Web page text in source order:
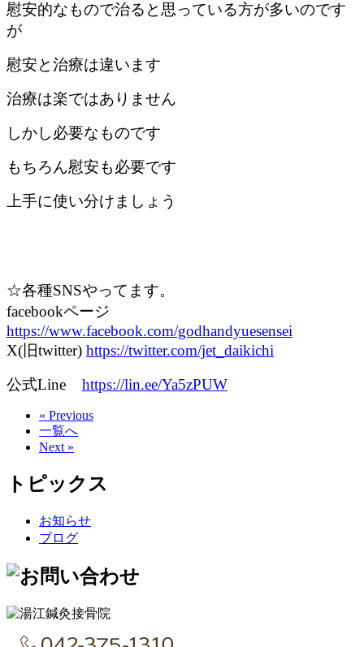
慰安的なもので治ると思っている方が多いのです
が
慰安と治療は違います
治療は楽ではありません
しかし必要なものです
もちろん慰安も必要です
上手に使い分けましょう
☆各種SNSやってます。
facebookページ
https://www.facebook.com/godhandyuesensei
X(旧twitter) https://twitter.com/jet_daikichi
公式Line https://lin.ee/Ya5zPUW
« Previous
一覧へ
Next »
トピックス
お知らせ
ブログ